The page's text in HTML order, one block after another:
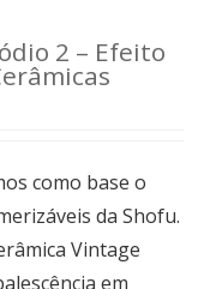
2 – Efeito
como base o
da Shofu.
Vintage
em